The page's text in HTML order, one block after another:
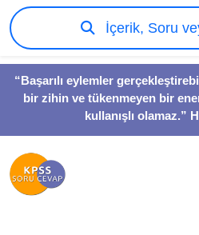
“Başarılı eylemler
bir zihin ve tükenmeyen bir
kullanışlı olamaz.”
İçerik, Soru